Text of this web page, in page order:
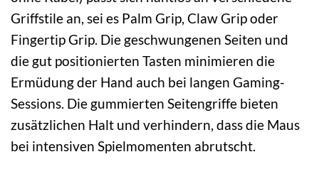
Griffstile an, sei es Palm Grip, Claw Grip oder
Fingertip Grip. Die geschwungenen Seiten und
die gut positionierten Tasten minimieren die
Ermüdung der Hand auch bei langen Gaming-
Sessions. Die gummierten Seitengriffe bieten
zusätzlichen Halt und verhindern, dass die Maus
bei intensiven Spielmomenten abrutscht.